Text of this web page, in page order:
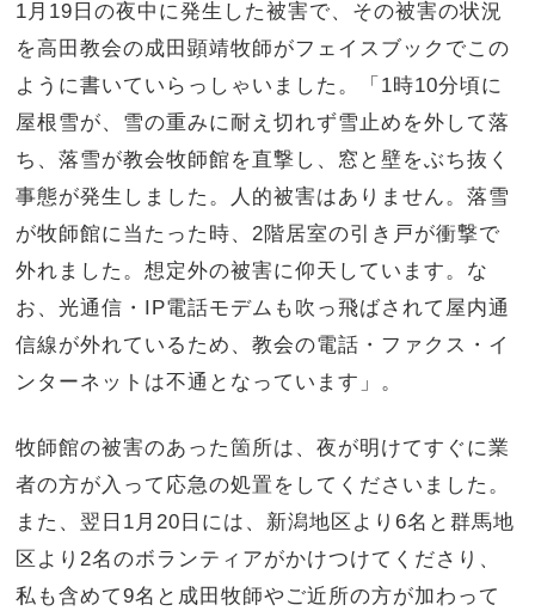
1月19日の夜中に発生した被害で、その被害の状況
を高田教会の成田顕靖牧師がフェイスブックでこの
ように書いていらっしゃいました。「1時10分頃に
屋根雪が、雪の重みに耐え切れず雪止めを外して落
ち、落雪が教会牧師館を直撃し、窓と壁をぶち抜く
事態が発生しました。人的被害はありません。落雪
が牧師館に当たった時、2階居室の引き戸が衝撃で
外れました。想定外の被害に仰天しています。な
お、光通信・IP電話モデムも吹っ飛ばされて屋内通
信線が外れているため、教会の電話・ファクス・イ
ンターネットは不通となっています」。
牧師館の被害のあった箇所は、夜が明けてすぐに業
者の方が入って応急の処置をしてくださいました。
また、翌日1月20日には、新潟地区より6名と群馬地
区より2名のボランティアがかけつけてくださり、
私も含めて9名と成田牧師やご近所の方が加わって